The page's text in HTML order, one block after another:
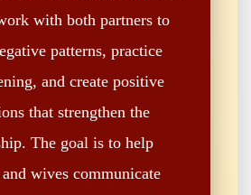
with both partners to
patterns, practice
and create positive
that strengthen the
The goal is to help
and wives communicate